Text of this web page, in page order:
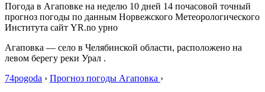
Погода в Агаповке на неделю 10 дней 14 почасовой точный
прогноз погоды по данным Норвежского Метеорологического
Института сайт YR.no урно
Агаповка — село в Челябинской области, расположено на
левом берегу реки Урал .
74pogoda › Прогноз погоды Агаповка ›